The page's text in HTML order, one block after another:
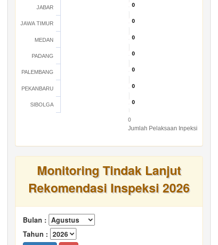
Jumlah Pelaksaan Inpeksi
0
0
0
0
0
0
0
0
0
0
0
0
0
0
JABAR
JAWA TIMUR
MEDAN
PADANG
PALEMBANG
PEKANBARU
SIBOLGA
0
Monitoring Tindak Lanjut
Rekomendasi Inspeksi 2026
Bulan :
Tahun :